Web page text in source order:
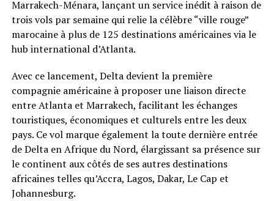
Marrakech-Ménara, lançant un service inédit à raison de
trois vols par semaine qui relie la célèbre “ville rouge”
marocaine à plus de 125 destinations américaines via le
hub international d’Atlanta.
Avec ce lancement, Delta devient la première
compagnie américaine à proposer une liaison directe
entre Atlanta et Marrakech, facilitant les échanges
touristiques, économiques et culturels entre les deux
pays. Ce vol marque également la toute dernière entrée
de Delta en Afrique du Nord, élargissant sa présence sur
le continent aux côtés de ses autres destinations
africaines telles qu’Accra, Lagos, Dakar, Le Cap et
Johannesburg.